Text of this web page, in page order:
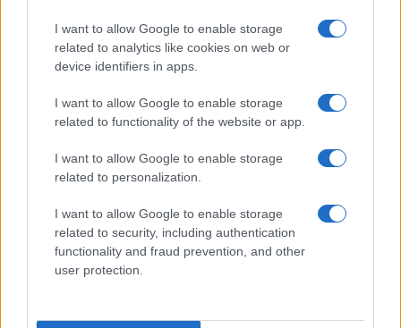
I want to allow Google to enable storage
related to analytics like cookies on web or
device identifiers in apps.
I want to allow Google to enable storage
related to functionality of the website or app.
I want to allow Google to enable storage
related to personalization.
I want to allow Google to enable storage
related to security, including authentication
functionality and fraud prevention, and other
user protection.
Controlli all’aeroporto di Olbia, sequestrati
caviale e sabbia rubata
Migliori cliniche di estetica medicale avanzata
pe…
Incendi, a San Pasquale arriva il Campo Base:
l’inaugurazione
Andrea Mura conquista Palau: grande